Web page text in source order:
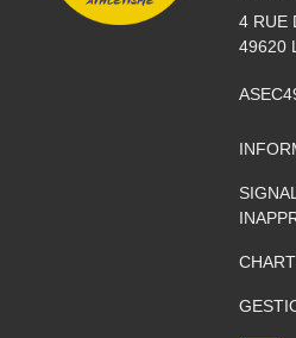
4 RUE
49620